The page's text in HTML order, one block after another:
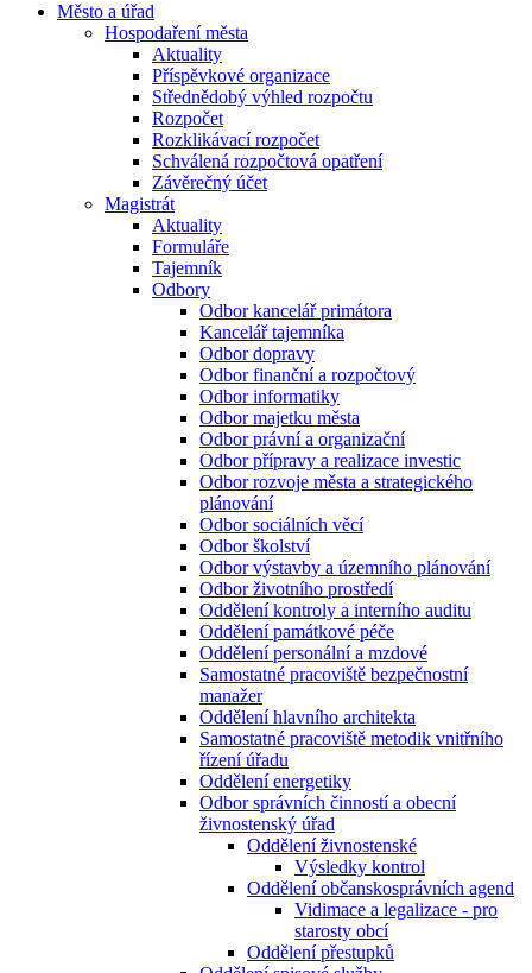
Město a úřad
Hospodaření města
Aktuality
Příspěvkové organizace
Střednědobý výhled rozpočtu
Rozpočet
Rozklikávací rozpočet
Schválená rozpočtová opatření
Závěrečný účet
Magistrát
Aktuality
Formuláře
Tajemník
Odbory
Odbor kancelář primátora
Kancelář tajemníka
Odbor dopravy
Odbor finanční a rozpočtový
Odbor informatiky
Odbor majetku města
Odbor právní a organizační
Odbor přípravy a realizace investic
Odbor rozvoje města a strategického
plánování
Odbor sociálních věcí
Odbor školství
Odbor výstavby a územního plánování
Odbor životního prostředí
Oddělení kontroly a interního auditu
Oddělení památkové péče
Oddělení personální a mzdové
Samostatné pracoviště bezpečnostní
manažer
Oddělení hlavního architekta
Samostatné pracoviště metodik vnitřního
řízení úřadu
Oddělení energetiky
Odbor správních činností a obecní
živnostenský úřad
Oddělení živnostenské
Výsledky kontrol
Oddělení občanskosprávních agend
Vidimace a legalizace - pro
starosty obcí
Oddělení přestupků